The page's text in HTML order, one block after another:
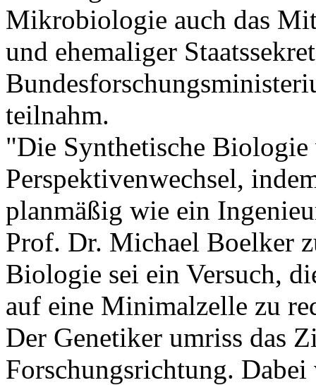
Mikrobiologie auch das
und ehemaliger
teilnahm.
"Die Synthetische
Perspektivenwechsel,
planmäßig wie ein
Prof. Dr. Michael Boelker
Biologie sei ein Versuch,
auf eine Minimalzelle zu
Der Genetiker umriss das
Forschungsrichtung.